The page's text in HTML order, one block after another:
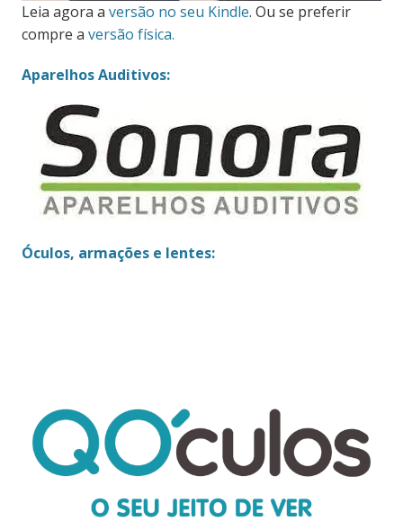
Leia agora a versão no seu Kindle. Ou se preferir
compre a versão física.
Aparelhos Auditivos:
Óculos, armações e lentes: